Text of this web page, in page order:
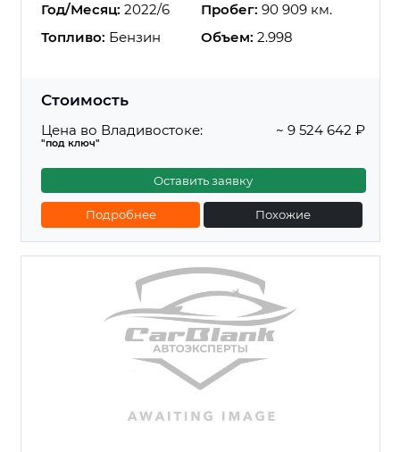
Год/Месяц: 2022/6 Пробег: 90 909 км.
Топливо: Бензин Объем: 2.998
Стоимость
Цена во Владивостоке:
"под ключ"
~ 9 524 642 ₽
Оставить заявку
Подробнее Похожие